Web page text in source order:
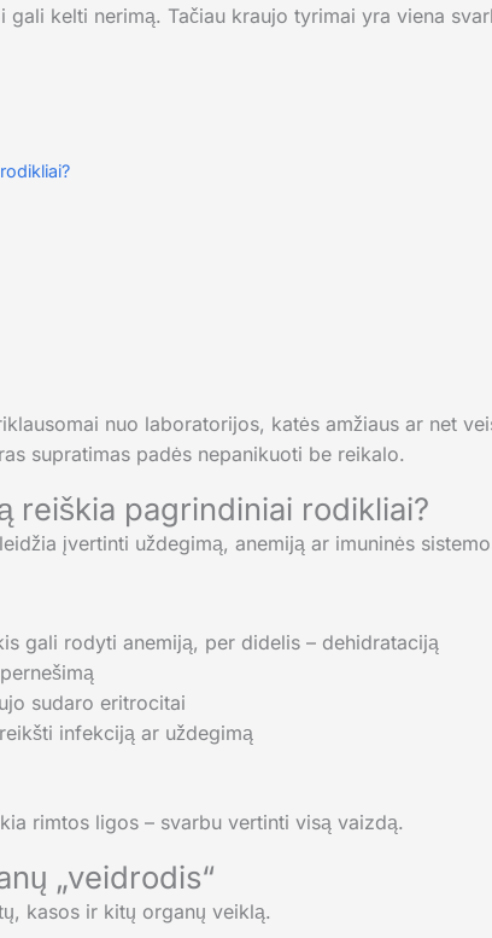
kelti nerimą. Tačiau kraujo tyrimai yra viena
nuo laboratorijos, katės amžiaus ar net
supratimas padės nepanikuoti be reikalo.
reiškia pagrindiniai rodikliai?
įvertinti uždegimą, anemiją ar imuninės
gali rodyti anemiją, per didelis – dehidrataciją
sudaro eritrocitai
infekciją ar uždegimą
rimtos ligos – svarbu vertinti visą vaizdą.
„veidrodis“
kasos ir kitų organų veiklą.